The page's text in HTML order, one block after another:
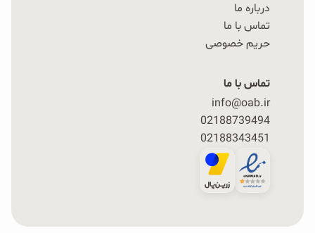
درباره ما
تماس با ما
حریم خصوصی
تماس با ما
info@oab.ir
02188739494
02188343451